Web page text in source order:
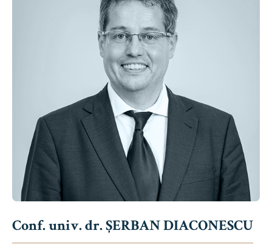
Conf. univ. dr. ȘERBAN DIACONESCU